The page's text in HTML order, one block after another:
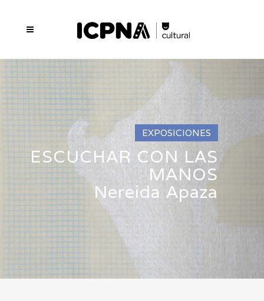
EXPOSICIONES
ESCUCHAR CON LAS
MANOS
Nereida Apaza